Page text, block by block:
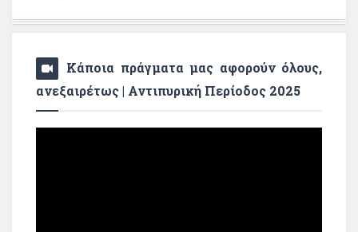
Κάποια πράγματα μας αφορούν όλους,
ανεξαιρέτως | Αντιπυρική Περίοδος 2025